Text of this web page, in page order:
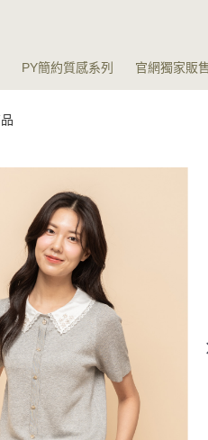
PY簡約質感系列 官網獨家販